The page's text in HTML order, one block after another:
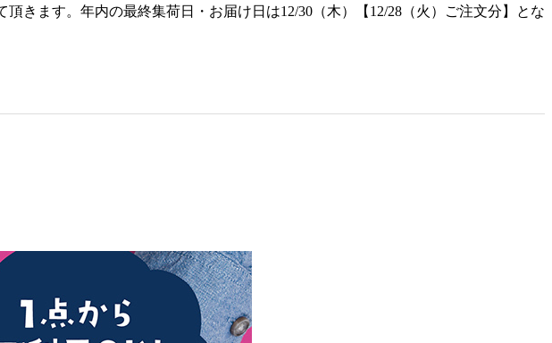
きます。年内の最終集荷日・お届け日は12/30（木）【12/28（火）ご注文分】とな